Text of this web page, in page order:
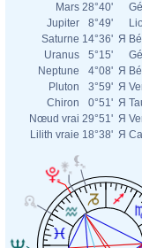
Mars 28°40'
Jupiter
8°49'
Saturne 14°36' Я
Uranus
5°15'
Neptune
4°08' Я
Pluton
3°59' Я
Chiron
0°51' Я
Nœud vrai 29°51' Я
Lilith vraie 18°38' Я